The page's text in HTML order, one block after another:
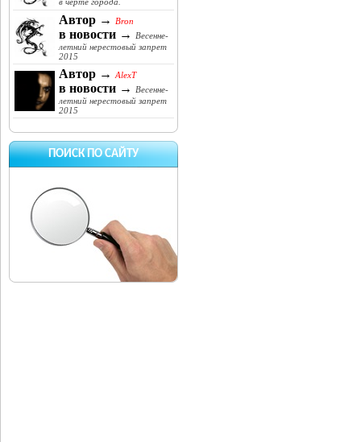
Автор → Bron
в новости →
Весенне-
летний нерестовый запрет
2015
Автор → AlexT
в новости →
Весенне-
летний нерестовый запрет
2015
ПОИСК ПО САЙТУ